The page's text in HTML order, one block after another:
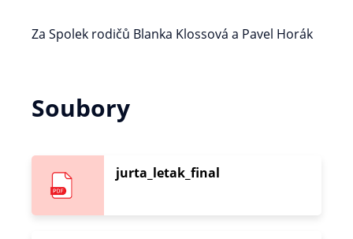
Za Spolek rodičů Blanka Klossová a Pavel Horák
Soubory
jurta_letak_final